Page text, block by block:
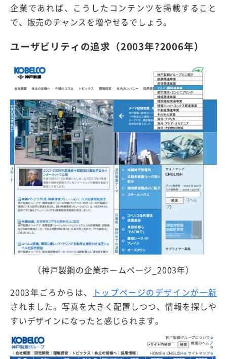
企業であれば、こうしたコンテンツを掲載すること
で、販売のチャンスを増やせるでしょう。
ユーザビリティの追求（2003年?2006年）
（神戸製鋼の企業ホームページ_2003年）
2003年ごろからは、
トップページのデザインが一新
されました。写真を大きく配置しつつ、情報を探しや
すいデザインになったと感じられます。